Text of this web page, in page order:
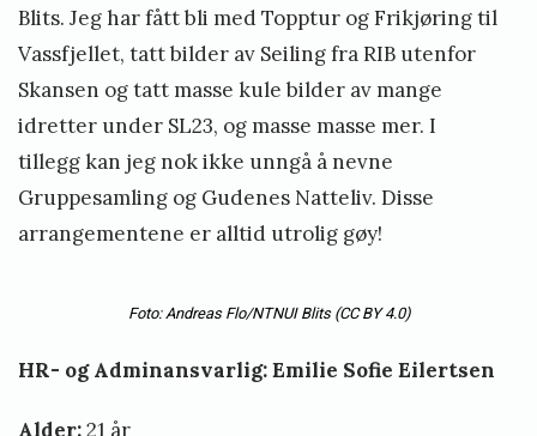
Blits. Jeg har fått bli med Topptur og Frikjøring til
Vassfjellet, tatt bilder av Seiling fra RIB utenfor
Skansen og tatt masse kule bilder av mange
idretter under SL23, og masse masse mer. I
tillegg kan jeg nok ikke unngå å nevne
Gruppesamling og Gudenes Natteliv. Disse
arrangementene er alltid utrolig gøy!
Foto: Andreas Flo/NTNUI Blits (CC BY 4.0)
HR- og Adminansvarlig: Emilie Sofie Eilertsen
Alder:21 år